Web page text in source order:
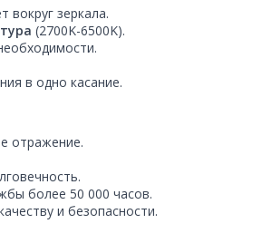
вокруг зеркала.
(2700K-6500K).
в одно касание.
отражение.
более 50 000 часов.
и безопасности.